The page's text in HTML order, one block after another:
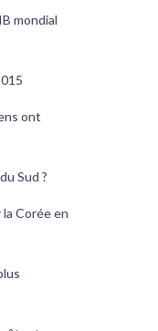
mondial
ont
Sud ?
Corée en